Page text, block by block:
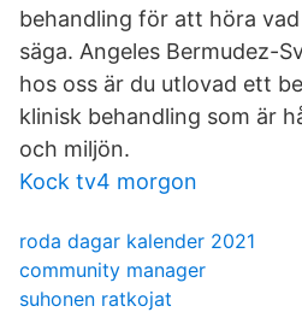
behandling för att höra
säga. Angeles Bermudez-
hos oss är du utlovad ett
klinisk behandling som är
och miljön.
Kock tv4 morgon
roda dagar kalender 2021
community manager
suhonen ratkojat